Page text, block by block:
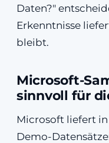
Daten?"
Erkenntnisse
bleibt.
Microsoft-
sinnvoll für
Microsoft liefert
Demo-